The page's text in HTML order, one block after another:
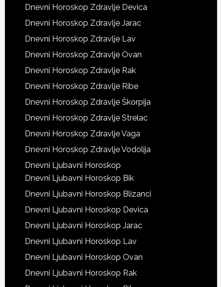
Dnevni Horoskop Zdravlje Devica
Dnevni Horoskop Zdravlje Jarac
Dnevni Horoskop Zdravlje Lav
Dnevni Horoskop Zdravlje Ovan
Dnevni Horoskop Zdravlje Rak
Dnevni Horoskop Zdravlje Ribe
Dnevni Horoskop Zdravlje Škorpija
Dnevni Horoskop Zdravlje Strelac
Dnevni Horoskop Zdravlje Vaga
Dnevni Horoskop Zdravlje Vodolija
Dnevni Ljubavni Horoskop
Dnevni Ljubavni Horoskop Bik
Dnevni Ljubavni Horoskop Blizanci
Dnevni Ljubavni Horoskop Devica
Dnevni Ljubavni Horoskop Jarac
Dnevni Ljubavni Horoskop Lav
Dnevni Ljubavni Horoskop Ovan
Dnevni Ljubavni Horoskop Rak